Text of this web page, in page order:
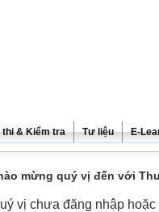
& Kiểm tra Tư liệu E-
mừng quý vị đến với
vị chưa đăng nhập